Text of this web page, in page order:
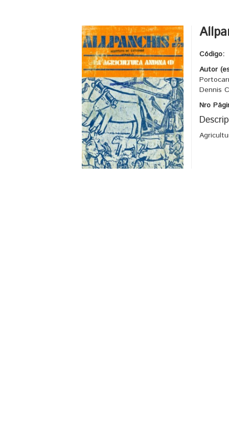
Código:
Autor
Dennis
Nro